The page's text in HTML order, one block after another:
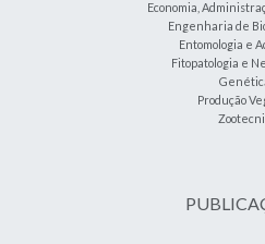
Economia,
Engenharia de
Entomologia e
Fitopatologia e
Produção